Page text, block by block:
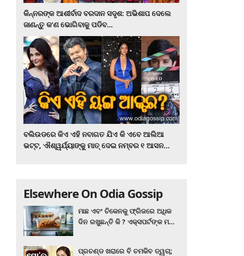
କିନ୍ନରଙ୍କ ଆଶୀର୍ବାଦ ବରଦାନ ସଦୃଶ: ଅଭିଶାପ ଦେଲେ
ଜାଣନ୍ତୁ କ’ଣ ଭୋଗିବାକୁ ପଡିବ...
ବଲିଉଡରେ କିଏ ଏହି ନବାଗତ ଯିଏ କି ଏବେ ଆଲିଆ
ଭଟ୍ଟ, ଐଶ୍ୱର୍ଯ୍ୟାଙ୍କୁ ମାତ୍‌ ଦେଇ ନମ୍ବର ୧ ଆସନ
Elsewhere On Odia Gossip
ମାଛ ଏବଂ ଚିକେନକୁ ଫ୍ରିଜରେ ଅଧିକ
ଦିନ ରଖୁଛନ୍ତି କି ? ଏକ୍ସପର୍ଟଙ୍କ ମତ
ପ୍ରଚଣ୍ଡ ଖରାରେ ବି ଚମକିବ ତ୍ୱଚା;